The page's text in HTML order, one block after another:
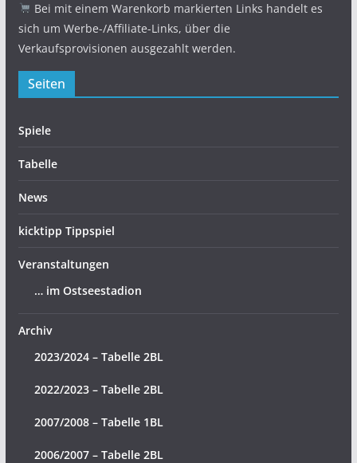
Bei mit einem Warenkorb markierten Links handelt es
sich um Werbe-/Affiliate-Links, über die
Verkaufsprovisionen ausgezahlt werden.
Seiten
Spiele
Tabelle
News
kicktipp Tippspiel
Veranstaltungen
… im Ostseestadion
Archiv
2023/2024 – Tabelle 2BL
2022/2023 – Tabelle 2BL
2007/2008 – Tabelle 1BL
2006/2007 – Tabelle 2BL